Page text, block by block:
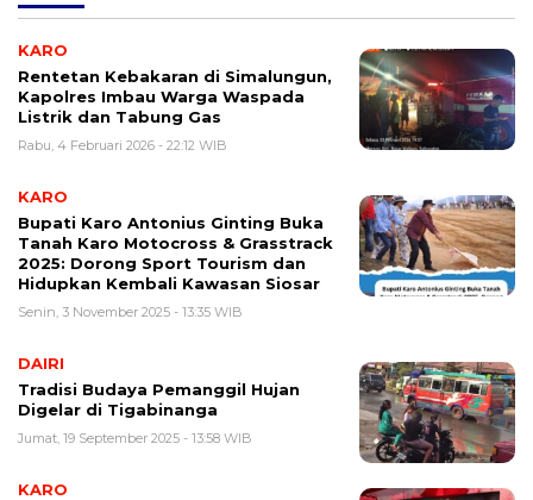
KARO
Rentetan Kebakaran di Simalungun,
Kapolres Imbau Warga Waspada
Listrik dan Tabung Gas
Rabu, 4 Februari 2026 - 22:12 WIB
KARO
Bupati Karo Antonius Ginting Buka
Tanah Karo Motocross & Grasstrack
2025: Dorong Sport Tourism dan
Hidupkan Kembali Kawasan Siosar
Senin, 3 November 2025 - 13:35 WIB
DAIRI
Tradisi Budaya Pemanggil Hujan
Digelar di Tigabinanga
Jumat, 19 September 2025 - 13:58 WIB
KARO